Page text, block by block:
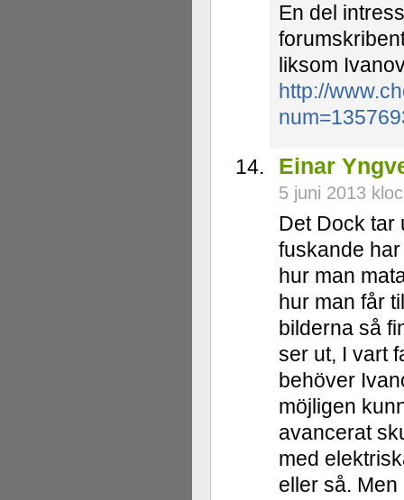
En del
liksom
http://
Einar
5 juni 2013
Det Dock tar
fuskande
hur man
hur man får
bilderna så
ser ut, I vart
behöver
möjligen
avancerat
med
eller så.